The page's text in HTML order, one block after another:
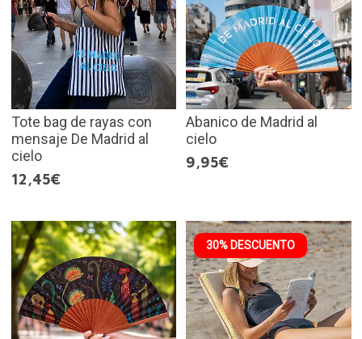
Tote bag de rayas con
mensaje De Madrid al
cielo
12,45€
Abanico de Madrid al
cielo
9,95€
30% DESCUENTO